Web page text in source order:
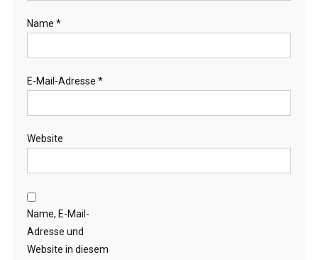
Name *
E-Mail-Adresse *
Website
Name, E-Mail-
Adresse und
Website in diesem